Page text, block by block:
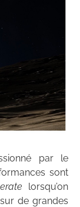
par le
sont
lorsqu’on
de grandes